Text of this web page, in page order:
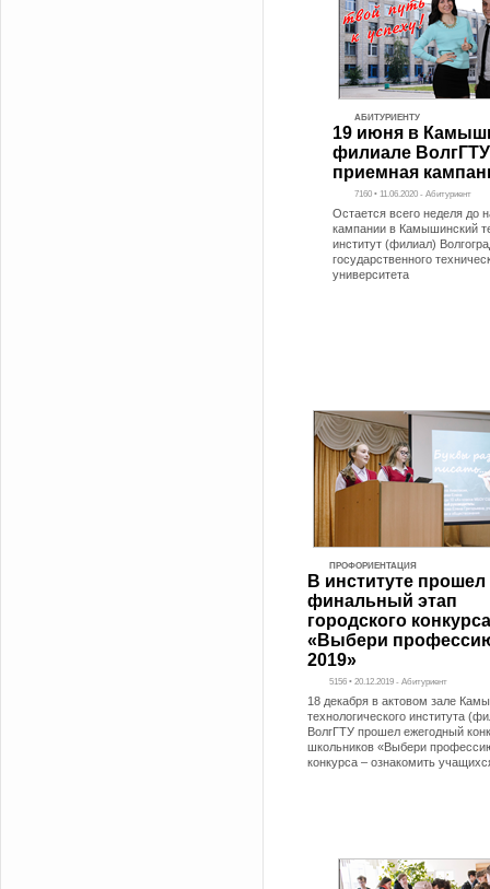
АБИТУРИЕНТУ
19 июня в
филиале ВолгГТУ
приемная
7160 • 11.06.2020 - Абитуриент
Остается всего неделя до
кампании в Камышинский
институт (филиал)
государственного
университета
ПРОФОРИЕНТАЦИЯ
В институте прошел
финальный этап
городского конкурса
«Выбери
2019»
5156 • 20.12.2019 - Абитуриент
18 декабря в актовом зале
технологического института
ВолгГТУ прошел ежегодный
школьников «Выбери
конкурса – ознакомить